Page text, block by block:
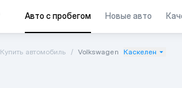
Авто с пробегом Новые авто
Купить автомобиль Volkswagen Каскелен